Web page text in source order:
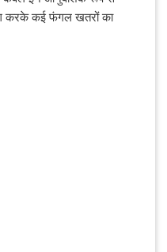
करके कई फंगल खतरों का